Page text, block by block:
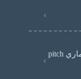
خدمة إعداد العرض (الملف) الاستثماري pitch